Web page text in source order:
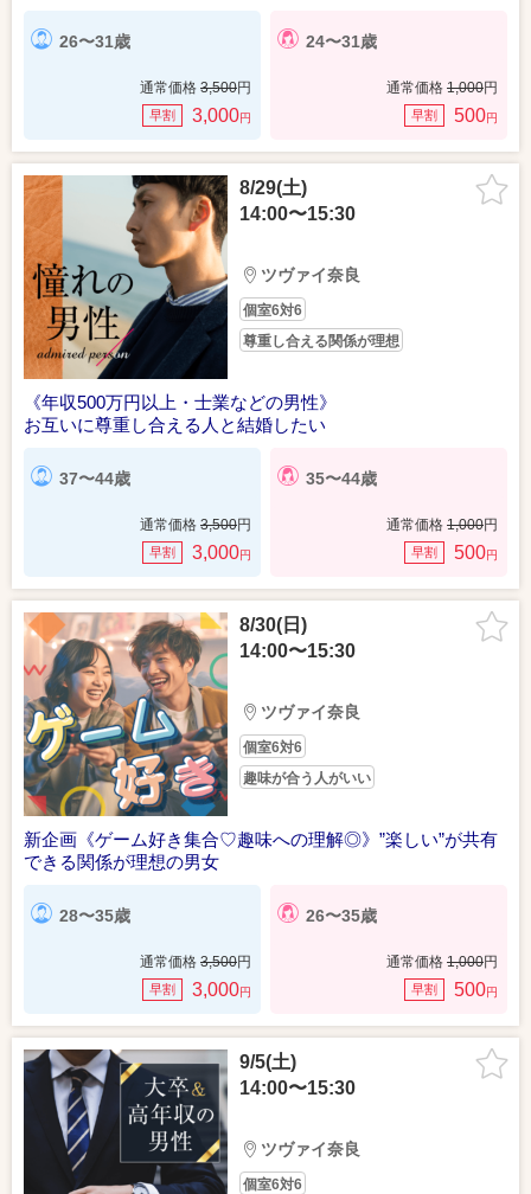
26〜31歳
通常価格 3,500円
早割 3,000円
24〜31歳
通常価格 1,000円
早割 500円
8/29(土)
14:00〜15:30
ツヴァイ奈良
個室6対6
尊重し合える関係が理想
《年収500万円以上・士業などの男性》
お互いに尊重し合える人と結婚したい
37〜44歳
通常価格 3,500円
早割 3,000円
35〜44歳
通常価格 1,000円
早割 500円
8/30(日)
14:00〜15:30
ツヴァイ奈良
個室6対6
趣味が合う人がいい
新企画《ゲーム好き集合♡趣味への理解◎》”楽しい”が共有
できる関係が理想の男女
28〜35歳
通常価格 3,500円
早割 3,000円
26〜35歳
通常価格 1,000円
早割 500円
9/5(土)
14:00〜15:30
ツヴァイ奈良
個室6対6